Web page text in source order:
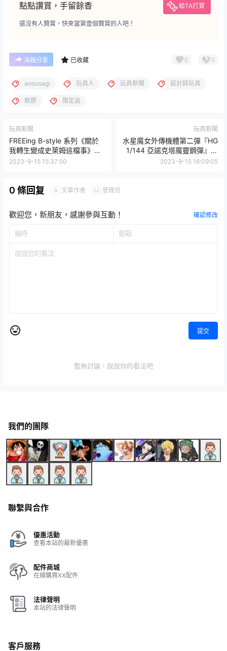
點點讚賞，手留餘香 給TA打賞
還沒有人贊賞，快來當第壹個贊賞的人吧！
海報分享 已收藏 0 0
anousagi 玩具人 玩具新聞 設計師玩具
軟膠 限定品
玩具新聞
FREEing B-style 系列《關於
我轉生變成史萊姆這檔事》
「繆蘭 兔女郎Ver.」1/4 比例
2023-9-15 15:37:50
玩具新聞
水星魔女外傳機體第二彈『HG
1/144 亞諾克塔魔靈鋼彈』於
PB 限定販售！
2023-9-15 16:09:05
0 條回复 A 文章作者 M 管理员
歡迎您，新朋友，感謝參與互動！ 確認修改
提交
暫無討論，說說你的看法吧
我們的團隊
聯繫與合作
優惠活動
查看本站的最新優惠
配件商城
在線購買XX配件
法律聲明
本站的法律聲明
客戶服務